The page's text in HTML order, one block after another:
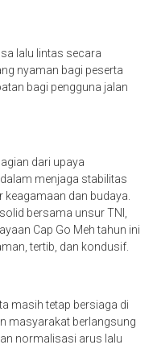
lalu lintas secara
nyaman bagi peserta
bagi pengguna jalan
dari upaya
menjaga stabilitas
dan budaya.
bersama unsur TNI,
Cap Go Meh tahun ini
tertib, dan kondusif.
masih tetap bersiaga di
masyarakat berlangsung
normalisasi arus lalu